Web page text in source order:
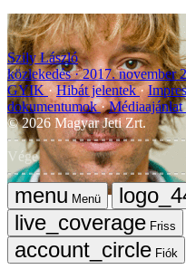
Szily László
közlekedés
2017. november
GYIK Hibát jelentek
dokumentumok Médiaajánlat
©2026Magyar Jeti Zrt.
Vége
Menü
Friss
Fiók